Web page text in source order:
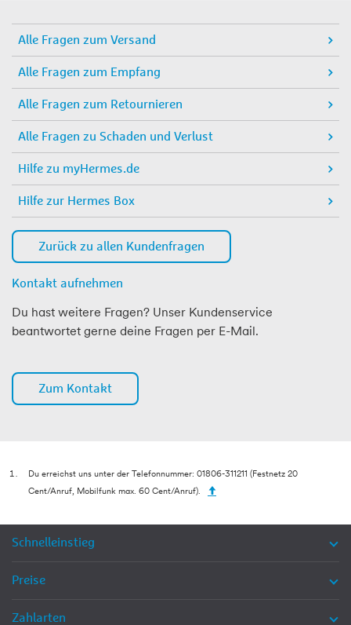
Alle Fragen zum Versand
Alle Fragen zum Empfang
Alle Fragen zum Retournieren
Alle Fragen zu Schaden und Verlust
Hilfe zu myHermes.de
Hilfe zur Hermes Box
Zurück zu allen Kundenfragen
Kontakt aufnehmen
Du hast weitere Fragen? Unser Kundenservice
beantwortet gerne deine Fragen per E-Mail.
Zum Kontakt
Du erreichst uns unter der Telefonnummer: 01806-311211 (Festnetz 20
Cent/Anruf, Mobilfunk max. 60 Cent/Anruf).
Schnelleinstieg
Preise
Zahlarten